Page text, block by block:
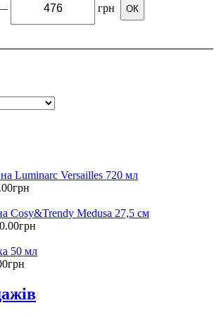
грн ОК
Luminarc Versailles 720 мл
.00грн
Cosy&Trendy Medusa 27,5 см
.00грн
50 мл
грн